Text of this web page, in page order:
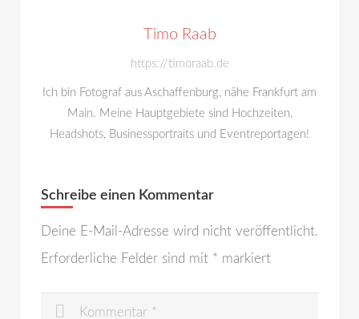
Timo Raab
https://timoraab.de
Ich bin Fotograf aus Aschaffenburg, nähe Frankfurt am
Main. Meine Hauptgebiete sind Hochzeiten,
Headshots, Businessportraits und Eventreportagen!
Schreibe einen Kommentar
Deine E-Mail-Adresse wird nicht veröffentlicht.
Erforderliche Felder sind mit * markiert